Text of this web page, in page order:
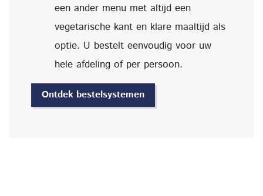
een ander menu met altijd een
vegetarische kant en klare maaltijd als
optie. U bestelt eenvoudig voor uw
hele afdeling of per persoon.
Ontdek bestelsystemen